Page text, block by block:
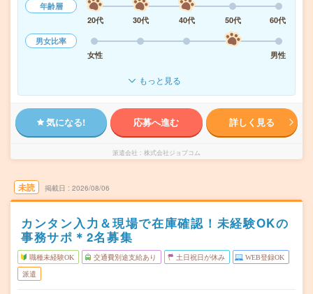
年齢層
20代
30代 40代 50代
60代
男女比率
女性
男性
もっと見る
気になる! 応募へ進む 詳しく見る
派遣会社 株式会社ジョブコム
未読 掲載日 2026/08/06
カンタン入力＆現場で在庫確認！未経験OKの
事務サポ＊2名募集
職種未経験OK 交通費別途支給あり 土日祝日が休み WEB登録OK
派遣